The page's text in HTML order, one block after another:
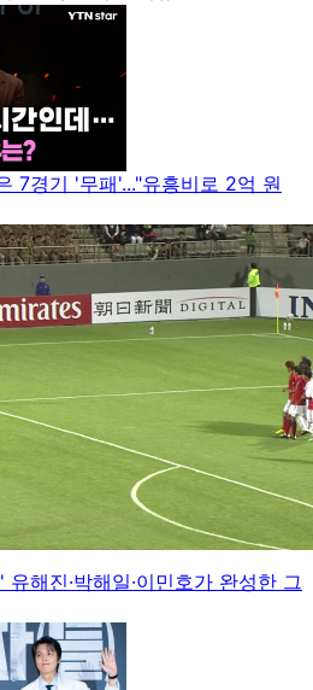
7경기 '무패'..."유흥비로 2억 원
해진·박해일·이민호가 완성한 그